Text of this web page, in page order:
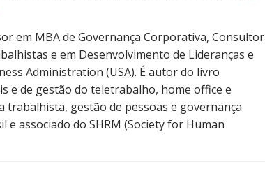
em MBA de Governança Corporativa, Consultor
e em Desenvolvimento de Lideranças e
Administration (USA). É autor do livro
e de gestão do teletrabalho, home office e
gestão de pessoas e governança
associado do SHRM (Society for Human